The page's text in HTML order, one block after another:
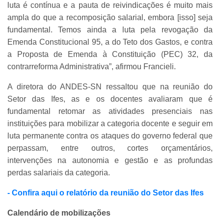
luta é contínua e a pauta de reivindicações é muito mais
ampla do que a recomposição salarial, embora [isso] seja
fundamental. Temos ainda a luta pela revogação da
Emenda Constitucional 95, a do Teto dos Gastos, e contra
a Proposta de Emenda à Constituição (PEC) 32, da
contrarreforma Administrativa”, afirmou Francieli.
A diretora do ANDES-SN ressaltou que na reunião do
Setor das Ifes, as e os docentes avaliaram que é
fundamental retomar as atividades presenciais nas
instituições para mobilizar a categoria docente e seguir em
luta permanente contra os ataques do governo federal que
perpassam, entre outros, cortes orçamentários,
intervenções na autonomia e gestão e as profundas
perdas salariais da categoria.
- Confira aqui o relatório da reunião do Setor das Ifes
Calendário de mobilizações